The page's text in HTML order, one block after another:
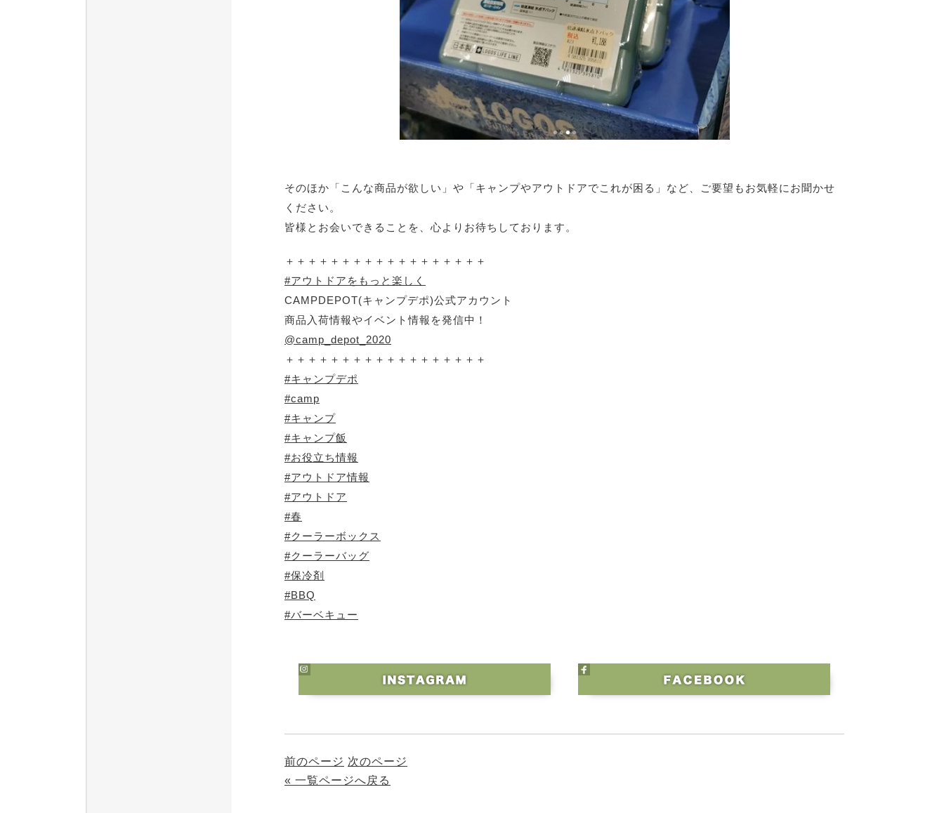
そのほか「こんな商品が欲しい」や「キャンプやアウトドアでこれが困る」など、ご要望もお気軽にお聞かせ
ください。
皆様とお会いできることを、心よりお待ちしております。
＋＋＋＋＋＋＋＋＋＋＋＋＋＋＋＋＋＋
#アウトドアをもっと楽しく
CAMPDEPOT(キャンプデポ)公式アカウント
商品入荷情報やイベント情報を発信中！
@camp_depot_2020
＋＋＋＋＋＋＋＋＋＋＋＋＋＋＋＋＋＋
#キャンプデポ
#camp
#キャンプ
#キャンプ飯
#お役立ち情報
#アウトドア情報
#アウトドア
#春
#クーラーボックス
#クーラーバッグ
#保冷剤
#BBQ
#バーベキュー
前のページ 次のページ
« 一覧ページへ戻る